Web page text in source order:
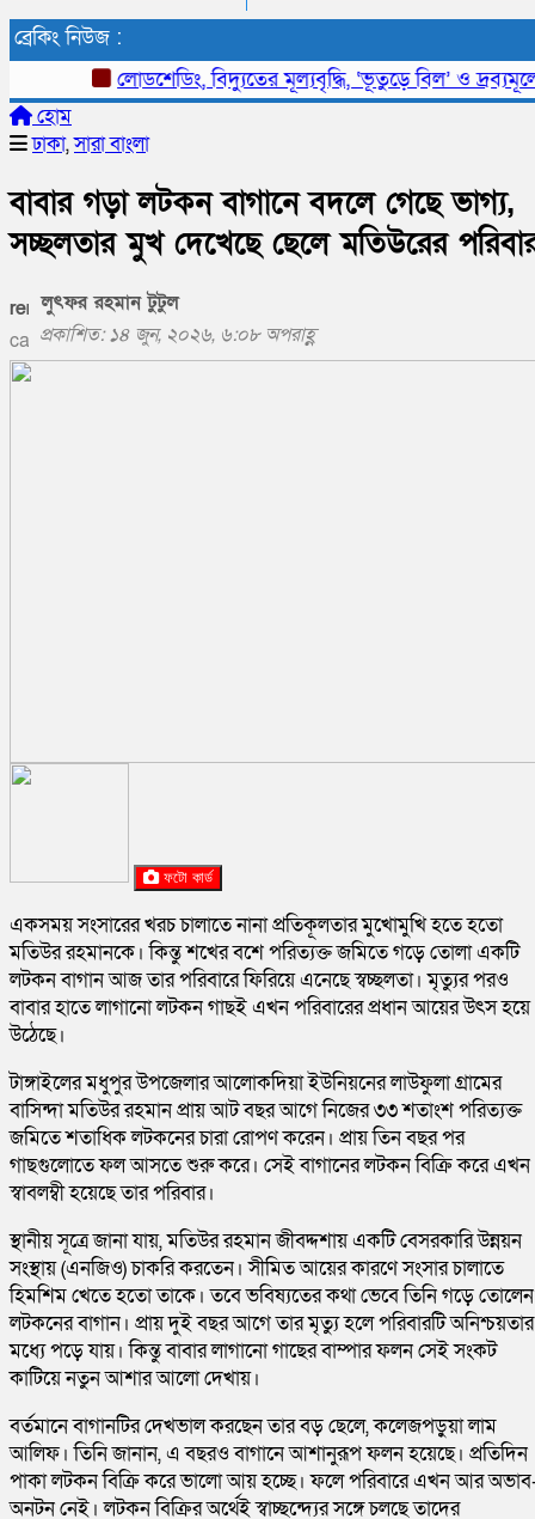
ব্রেকিং নিউজ :
লোডশেডিং, বিদ্যুতের মূল্যবৃদ্ধি, ‘ভূতুড়ে বিল’ ও দ্রব্যমূল্যের
হোম
ঢাকা,সারা বাংলা
বাবার গড়া লটকন বাগানে বদলে গেছে ভাগ্য,
সচ্ছলতার মুখ দেখেছে ছেলে মতিউরের
লুৎফর রহমান টুটুল
প্রকাশিত: ১৪ জুন, ২০২৬, ৬:০৮ অপরাহ্ণ
ফটো কার্ড
একসময় সংসারের খরচ চালাতে নানা প্রতিকূলতার মুখোমুখি হতে হতো
মতিউর রহমানকে। কিন্তু শখের বশে পরিত্যক্ত জমিতে গড়ে তোলা একটি
লটকন বাগান আজ তার পরিবারে ফিরিয়ে এনেছে স্বচ্ছলতা। মৃত্যুর পরও
বাবার হাতে লাগানো লটকন গাছই এখন পরিবারের প্রধান আয়ের উৎস হয়ে
উঠেছে।
টাঙ্গাইলের মধুপুর উপজেলার আলোকদিয়া ইউনিয়নের লাউফুলা গ্রামের
বাসিন্দা মতিউর রহমান প্রায় আট বছর আগে নিজের ৩৩ শতাংশ পরিত্যক্ত
জমিতে শতাধিক লটকনের চারা রোপণ করেন। প্রায় তিন বছর পর
গাছগুলোতে ফল আসতে শুরু করে। সেই বাগানের লটকন বিক্রি করে এখন
স্বাবলম্বী হয়েছে তার পরিবার।
স্থানীয় সূত্রে জানা যায়, মতিউর রহমান জীবদ্দশায় একটি বেসরকারি উন্নয়ন
সংস্থায় (এনজিও) চাকরি করতেন। সীমিত আয়ের কারণে সংসার চালাতে
হিমশিম খেতে হতো তাকে। তবে ভবিষ্যতের কথা ভেবে তিনি গড়ে তোলেন
লটকনের বাগান। প্রায় দুই বছর আগে তার মৃত্যু হলে পরিবারটি অনিশ্চয়তার
মধ্যে পড়ে যায়। কিন্তু বাবার লাগানো গাছের বাম্পার ফলন সেই সংকট
কাটিয়ে নতুন আশার আলো দেখায়।
বর্তমানে বাগানটির দেখভাল করছেন তার বড় ছেলে, কলেজপড়ুয়া লাম
আলিফ। তিনি জানান, এ বছরও বাগানে আশানুরূপ ফলন হয়েছে। প্রতিদিন
পাকা লটকন বিক্রি করে ভালো আয় হচ্ছে। ফলে পরিবারে এখন আর
অনটন নেই। লটকন বিক্রির অর্থেই স্বাচ্ছন্দ্যের সঙ্গে চলছে তাদের